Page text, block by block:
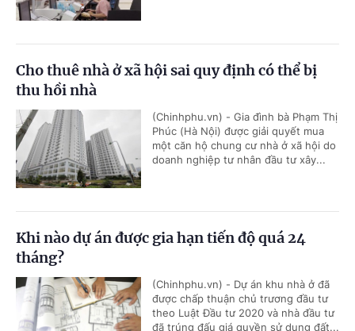
Cho thuê nhà ở xã hội sai quy định có thể bị
thu hồi nhà
(Chinhphu.vn) - Gia đình bà Phạm Thị
Phúc (Hà Nội) được giải quyết mua
một căn hộ chung cư nhà ở xã hội do
doanh nghiệp tư nhân đầu tư xây...
Khi nào dự án được gia hạn tiến độ quá 24
tháng?
(Chinhphu.vn) - Dự án khu nhà ở đã
được chấp thuận chủ trương đầu tư
theo Luật Đầu tư 2020 và nhà đầu tư
đã trúng đấu giá quyền sử dụng đất...